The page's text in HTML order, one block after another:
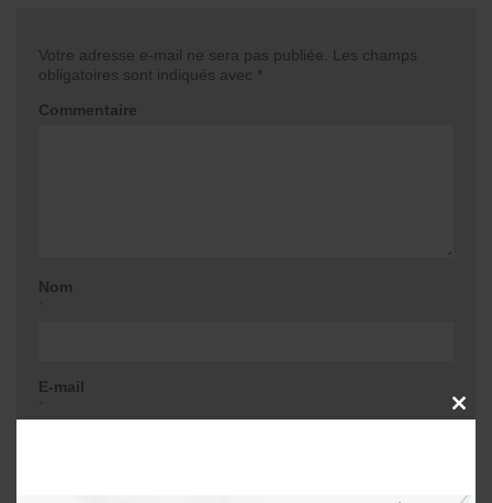
Votre adresse e-mail ne sera pas publiée.
Les champs
obligatoires sont indiqués avec *
Commentaire
Nom
E-mail
CLOSE